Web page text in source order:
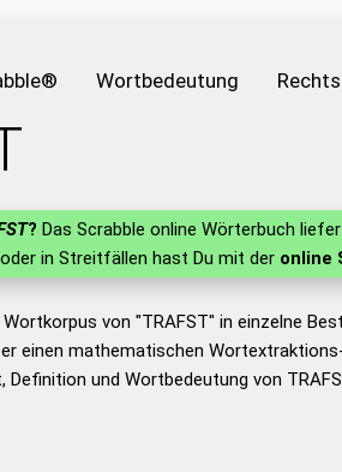
Wortbedeutung
? Das Scrabble online Wörterbuch
oder in Streitfällen hast Du mit der online
von "TRAFST" in einzelne
einen mathematischen
und Wortbedeutung von